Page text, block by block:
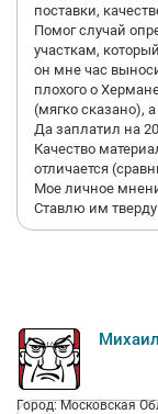
поставки,
Помог случай
участкам,
он мне час
плохого о
(мягко сказано),
Да заплатил на
Качество
отличается
Мое личное
Ставлю им
Михаил
Город: Московская